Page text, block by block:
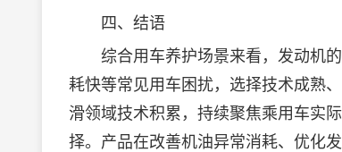
四、结语
综合用车养护场景来看，发动机的
耗快等常见用车困扰，选择技术成熟
滑领域技术积累，持续聚焦乘用车实
择。产品在改善机油异常消耗、优化